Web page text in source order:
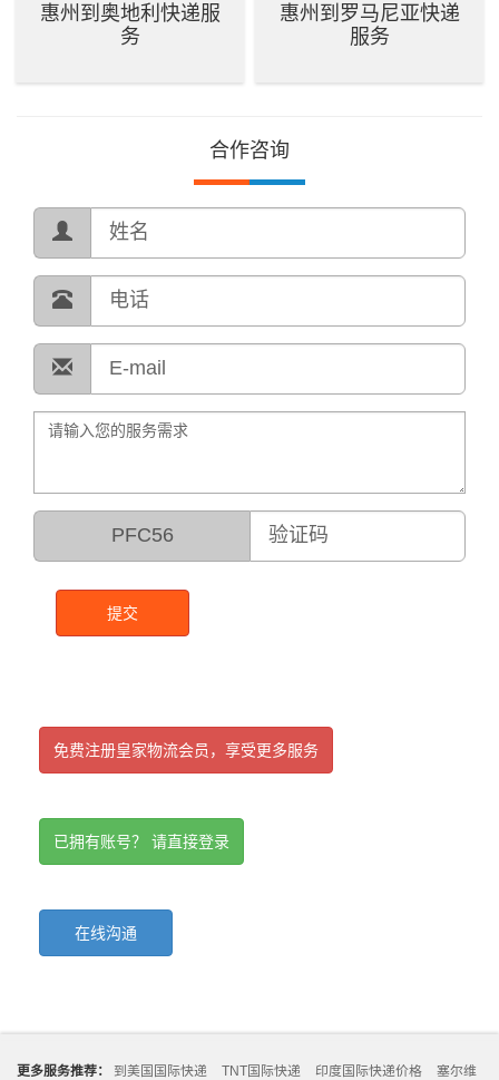
惠州到奥地利快递服
务
惠州到罗马尼亚快递
服务
合作咨询
PFC56
提交
免费注册皇家物流会员，享受更多服务
已拥有账号？ 请直接登录
在线沟通
更多服务推荐： 到美国国际快递 TNT国际快递 印度国际快递价格
塞尔维